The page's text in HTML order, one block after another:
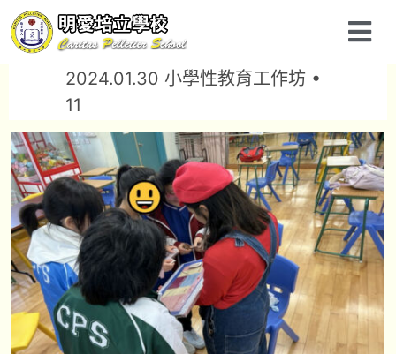
2024.01.30 小學性教育工作坊 •
11